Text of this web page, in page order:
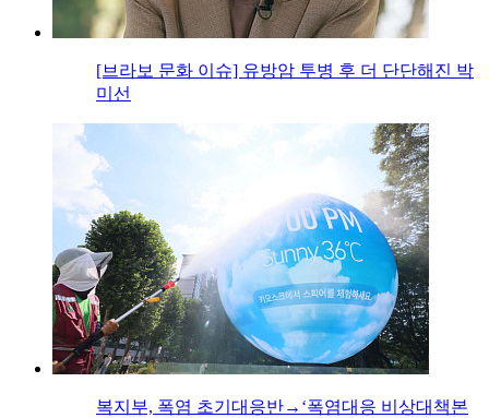
[브라보 문화 이슈] 유방암 투병 후 더 단단해진 박
미선
복지부, 폭염 초기대응반→‘폭염대응 비상대책본